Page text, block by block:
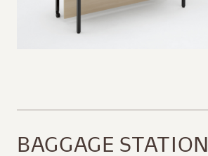
BAGGAGE STATION